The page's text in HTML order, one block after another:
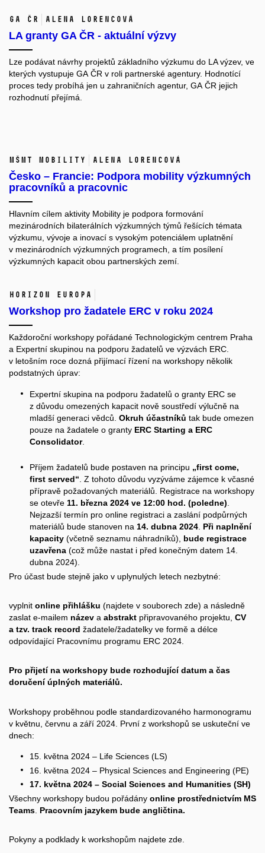
GA ČR Alena Lorencová
LA granty GA ČR - aktuální výzvy
Lze podávat návrhy projektů základního výzkumu do LA výzev, ve
kterých vystupuje GA ČR v roli partnerské agentury. Hodnotící
proces tedy probíhá jen u zahraničních agentur, GA ČR jejich
rozhodnutí přejímá.
MŠMT MOBILITY Alena Lorencová
Česko – Francie: Podpora mobility výzkumných
pracovníků a pracovnic
Hlavním cílem aktivity Mobility je podpora formování
mezinárodních bilaterálních výzkumných týmů řešících témata
výzkumu, vývoje a inovací s vysokým potenciálem uplatnění
v mezinárodních výzkumných programech, a tím posílení
výzkumných kapacit obou partnerských zemí.
Horizon Europa
Workshop pro žadatele ERC v roku 2024
Každoroční workshopy pořádané Technologickým centrem Praha
a Expertní skupinou na podporu žadatelů ve výzvách ERC.
v letošním roce dozná přijímací řízení na workshopy několik
podstatných úprav:
Expertní skupina na podporu žadatelů o granty ERC se
z důvodu omezených kapacit nově soustředí výlučně na
mladší generaci vědců. Okruh účastníků tak bude omezen
pouze na žadatele o granty ERC Starting a ERC
Consolidator.
Příjem žadatelů bude postaven na principu „first come,
first served“ . Z tohoto důvodu vyzýváme zájemce k včasné
přípravě požadovaných materiálů. Registrace na workshopy
se otevře 11. března 2024 ve 12:00 hod. (poledne)
Nejzazší termín pro online registraci a zaslání podpůrných
materiálů bude stanoven na 14. dubna 2024 Při naplnění
kapacity (včetně seznamu náhradníků), bude registrace
uzavřena (což může nastat i před konečným datem 14.
dubna 2024).
Pro účast bude stejně jako v uplynulých letech nezbytné:
vyplnit online přihlášku (najdete v souborech zde) a následně
zaslat e-mailem název a abstrakt připravovaného projektu, CV
a tzv. track record žadatele/žadatelky ve formě a délce
odpovídající Pracovnímu programu ERC 2024.
Pro přijetí na workshopy bude rozhodující datum a čas
doručení úplných materiálů.
Workshopy proběhnou podle standardizovaného harmonogramu
v květnu, červnu a září 2024. První z workshopů se uskuteční ve
dnech:
15. května 2024 – Life Sciences (LS)
16. května 2024 – Physical Sciences and Engineering (PE)
17. května 2024 – Social Sciences and Humanities (SH)
Všechny workshopy budou pořádány online prostřednictvím MS
Teams Pracovním jazykem bude angličtina.
Pokyny a podklady k workshopům najdete zde